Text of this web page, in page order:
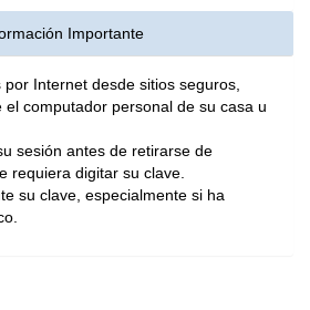
Importante
Internet desde sitios seguros,
el computador personal de su casa u
sesión antes de retirarse de
requiera digitar su clave.
su clave, especialmente si ha